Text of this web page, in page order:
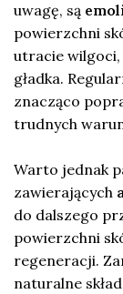
uwagę, są
powierzchni
utracie
gładka.
znacząco
trudnych
Warto jednak
zawierających
do dalszego
powierzchni
regeneracji.
naturalne